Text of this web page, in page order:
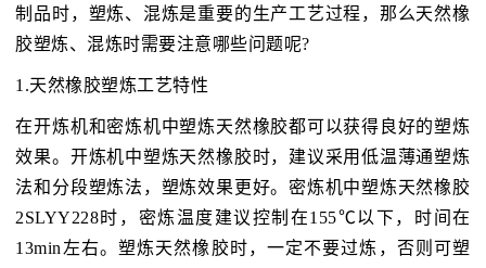
制品时，塑炼、混炼是重要的生产工艺过程，那么天然橡
胶塑炼、混炼时需要注意哪些问题呢?
1.天然橡胶塑炼工艺特性
在开炼机和密炼机中塑炼天然橡胶都可以获得良好的塑炼
效果。开炼机中塑炼天然橡胶时，建议采用低温薄通塑炼
法和分段塑炼法，塑炼效果更好。密炼机中塑炼天然橡胶
2SLYY228时，密炼温度建议控制在155℃以下，时间在
13min左右。塑炼天然橡胶时，一定不要过炼，否则可塑